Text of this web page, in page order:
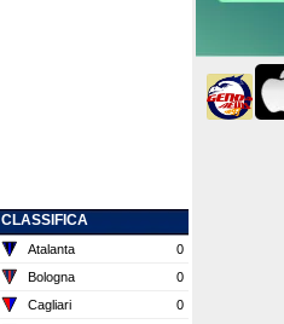
CLASSIFICA
Atalanta
0
Bologna
0
Cagliari
0